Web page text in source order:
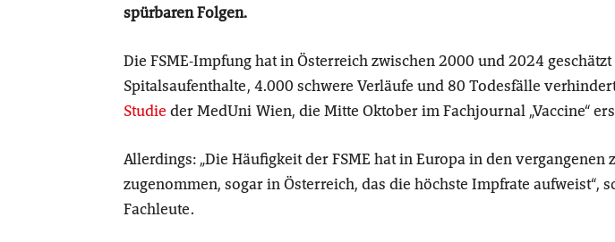
spürbaren Folgen.
Die FSME-Impfung hat in Österreich zwischen 2000 und 2024
Spitalsaufenthalte, 4.000 schwere Verläufe und 80 Todesfälle
Studie der MedUni Wien, die Mitte Oktober im Fachjournal „Vaccine“
Allerdings: „Die Häufigkeit der FSME hat in Europa in den vergangenen
zugenommen, sogar in Österreich, das die höchste Impfrate aufweist“,
Fachleute.